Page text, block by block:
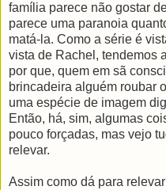
família parece não gostar
parece uma paranoia
matá-la. Como a série é
vista de Rachel, tendemos
por que, quem em sã
brincadeira alguém roubar
uma espécie de imagem
Então, há, sim, algumas
pouco forçadas, mas vejo
relevar.
Assim como dá para